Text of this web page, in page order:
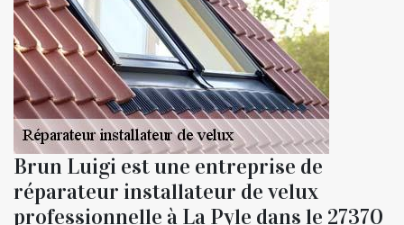
Brun Luigi est une entreprise de
réparateur installateur de velux
professionnelle à La Pyle dans le 27370